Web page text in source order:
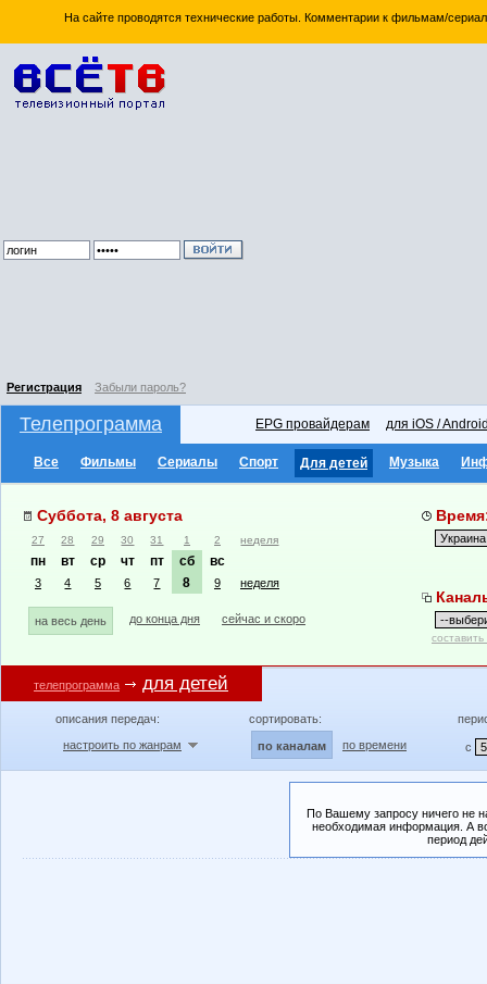
На сайте проводятся технические работы. Комментарии к фильмам/
Регистрация Забыли пароль?
Телепрограмма EPG провайдерам для iOS /
Все Фильмы Сериалы Спорт Для детей Музыка
Суббота, 8 августа
27 28 29 30 31 1 2 неделя
пн вт ср чт пт сб вс
3 4 5 6 7 8 9 неделя
на весь день до конца дня сейчас и скоро
телепрограмма для детей
описания передач:
настроить по жанрам
сортировать:
по каналам по времени с
По Вашему запросу ничего не
необходимая информация. А
период